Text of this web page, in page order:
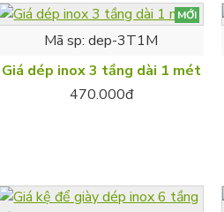
MỚI
Mã sp: dep-3T1M
Giá dép inox 3 tầng dài 1 mét
470.000đ